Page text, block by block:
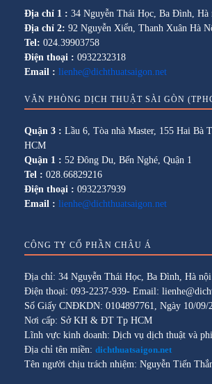
Địa chỉ 1 : 34 Nguyễn Thái Học, Ba Đình, Hà
Địa chỉ 2: 92 Nguyễn Xiển, Thanh Xuân Hà
Tel: 024.39903758
Điện thoại : 0932232318
Email : lienhe@dichthuatsaigon.net
VĂN PHÒNG DỊCH THUẬT SÀI GÒN
Quận 3 : Lầu 6, Tòa nhà Master, 155 Hai Bà
HCM
Quận 1 : 52 Đông Du, Bến Nghé, Quận 1
Tel : 028.66829216
Điện thoại : 0932237939
Email : lienhe@dichthuatsaigon.net
CÔNG TY CỔ PHẦN CHÂU Á
Địa chỉ: 34 Nguyễn Thái Học, Ba Đình, Hà nội
Điện thoại: 093-2237-939- Email:
Số Giấy CNĐKDN: 0104897761, Ngày 10/09/
Nơi cấp: Sở KH & ĐT Tp HCM
Lĩnh vực kinh doanh: Dịch vụ dịch thuật và
Địa chỉ tên miền: dichthuatsaigon.net
Tên người chịu trách nhiệm: Nguyễn Tiến